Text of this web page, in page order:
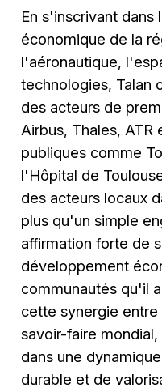
En s'inscrivant dans
économique de la
l'aéronautique,
technologies, Talan
des acteurs de
Airbus, Thales, ATR
publiques comme
l'Hôpital de
des acteurs locaux
plus qu'un simple
affirmation forte de
développement
communautés qu'il
cette synergie
savoir-faire mondial,
dans une
durable et de